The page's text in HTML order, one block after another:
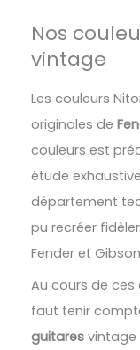
Nos
vintage
Les couleurs
originales de
couleurs est
étude
département
pu recréer
Fender et
Au cours de ces
faut tenir
guitares vintage